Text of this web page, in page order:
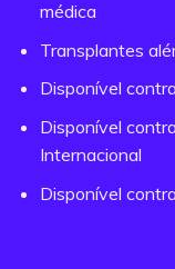
médica
Transplantes
Disponível
Disponível
Internacional
Disponível